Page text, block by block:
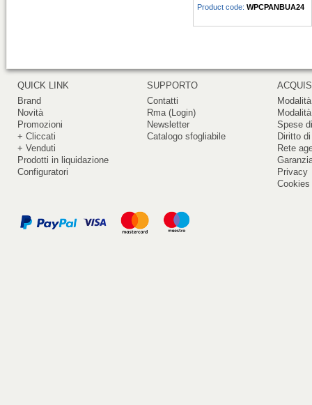
Product code: WPCPANBUA24
QUICK LINK
Brand
Novità
Promozioni
+ Cliccati
+ Venduti
Prodotti in liquidazione
Configuratori
SUPPORTO
Contatti
Rma (Login)
Newsletter
Catalogo sfogliabile
Spese
Diritto
Rete
Privacy